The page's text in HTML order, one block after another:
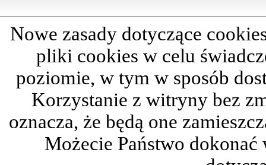
Nowe zasady dotyczące
pliki cookies w celu
poziomie, w tym w sposób
Korzystanie z witryny bez
oznacza, że będą one
Możecie Państwo